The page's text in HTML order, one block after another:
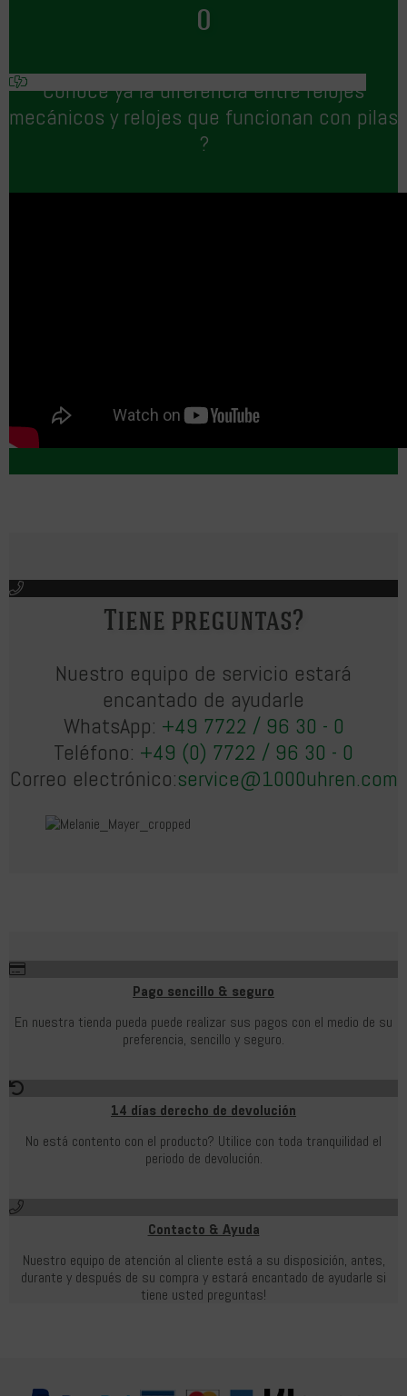
O
Conoce ya la diferencia entre relojes
mecánicos y relojes que funcionan con pilas
?
Tiene preguntas?
Nuestro equipo de servicio estará
encantado de ayudarle
WhatsApp: +49 7722 / 96 30 - 0
Teléfono: +49 (0) 7722 / 96 30 - 0
Correo electrónico:service@1000uhren.com
Pago sencillo & seguro
En nuestra tienda pueda puede realizar sus pagos con el medio de su
preferencia, sencillo y seguro.
14 días derecho de devolución
No está contento con el producto? Utilice con toda tranquilidad el
periodo de devolución.
Contacto & Ayuda
Nuestro equipo de atención al cliente está a su disposición, antes,
durante y después de su compra y estará encantado de ayudarle si
tiene usted preguntas!